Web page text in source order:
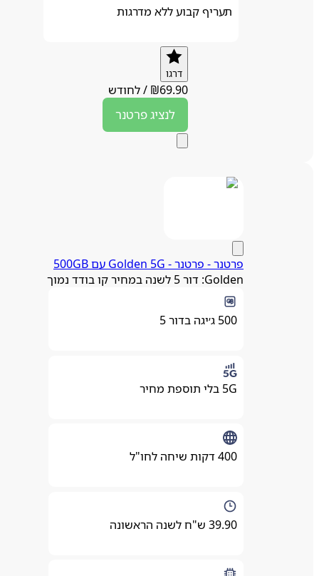
תעריף קבוע ללא מדרגות
₪69.90
/לחודש
לנציגפרטנר
פרטנר - פרטנר ‏- ‏Golden 5G עם 500GB
Golden: דור 5 לשנה במחיר קו בודד נמוך
39.90 ש"ח לשנה הראשונה